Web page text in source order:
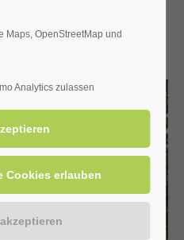
Maps, OpenStreetMap und
Analytics zulassen